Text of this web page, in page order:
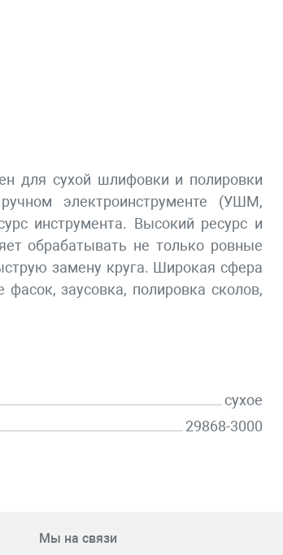
для сухой шлифовки и полировки
электроинструменте (УШМ,
инструмента. Высокий ресурс и
обрабатывать не только ровные
замену круга. Широкая сфера
заусовка, полировка сколов,
сухое
29868-3000
Мы на связи